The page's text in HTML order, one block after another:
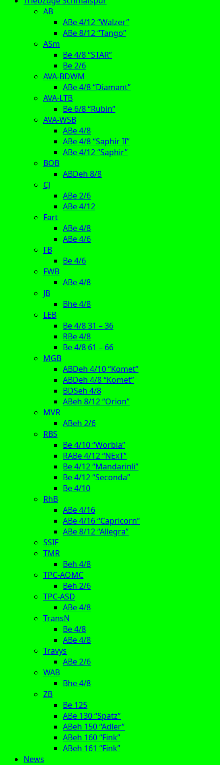
AB
ABe 4/12 “Walzer”
ABe 8/12 “Tango”
ASm
Be 4/8 “STAR”
Be 2/6
AVA-BDWM
ABe 4/8 “Diamant”
AVA-LTB
Be 6/8 “Rubin”
AVA-WSB
ABe 4/8
ABe 4/8 “Saphir II”
ABe 4/12 “Saphir”
BOB
ABDeh 8/8
CJ
ABe 2/6
ABe 4/12
Fart
ABe 4/8
ABe 4/6
FB
Be 4/6
FWB
ABe 4/8
JB
Bhe 4/8
LEB
Be 4/8 31 – 36
RBe 4/8
Be 4/8 61 – 66
MGB
ABDeh 4/10 “Komet”
ABDeh 4/8 “Komet”
BDSeh 4/8
ABeh 8/12 “Orion”
MVR
ABeh 2/6
RBS
Be 4/10 “Worbla”
RABe 4/12 “NExT”
Be 4/12 “Mandarinli”
Be 4/12 “Seconda”
Be 4/10
RhB
ABe 4/16
ABe 4/16 “Capricorn”
ABe 8/12 “Allegra”
SSIF
TMR
Beh 4/8
TPC-AOMC
Beh 2/6
TPC-ASD
ABe 4/8
TransN
Be 4/8
ABe 4/8
Travys
ABe 2/6
WAB
Bhe 4/8
ZB
Be 125
ABe 130 “Spatz”
ABeh 150 “Adler”
ABeh 160 “Fink”
ABeh 161 “Fink”
News